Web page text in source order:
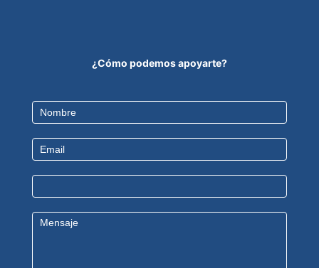
¿Cómo podemos apoyarte?
Contact
Us